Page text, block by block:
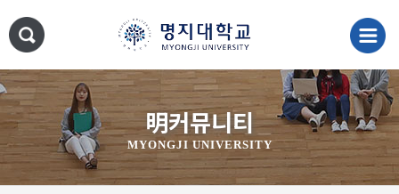
明커뮤니티
MYONGJI UNIVERSITY